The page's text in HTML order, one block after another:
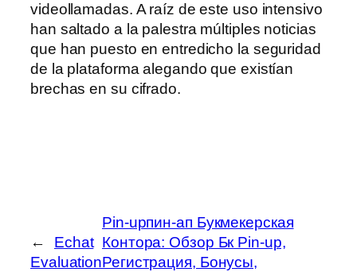
videollamadas. A raíz de este uso intensivo
han saltado a la palestra múltiples noticias
que han puesto en entredicho la seguridad
de la plataforma alegando que existían
brechas en su cifrado.
←
Echat
Evaluation
Pin-upпин-ап Букмекерская
Контора: Обзор Бк Pin-up,
Регистрация, Бонусы,